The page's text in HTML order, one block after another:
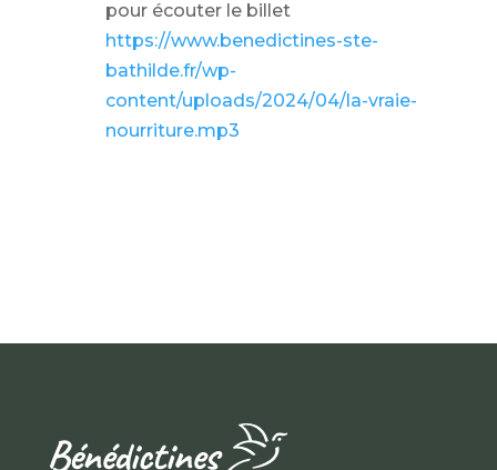
pour écouter le billet
https://www.benedictines-ste-
bathilde.fr/wp-
content/uploads/2024/04/la-vraie-
nourriture.mp3